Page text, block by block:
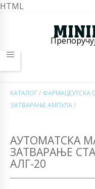
HTML
КАТАЛОГ/ ФАРМАЦЕУТСКА
ЗАТВАРАЊЕ АМПУЛА/
АУТОМАТСКА
ЗАТВАРАЊЕ
АЛГ-20